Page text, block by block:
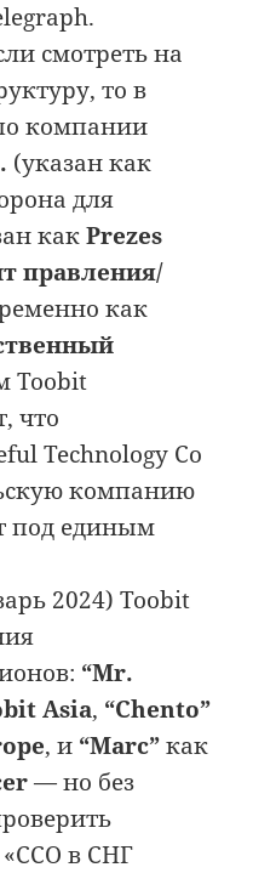
смотреть на
то в
компании
(указан как
для
какPrezes
правления/
как
Toobit
что
Technology Co
компанию
под единым
2024) Toobit
“Mr.
Asia, “Chento”
, и “Marc”как
— но без
в СНГ